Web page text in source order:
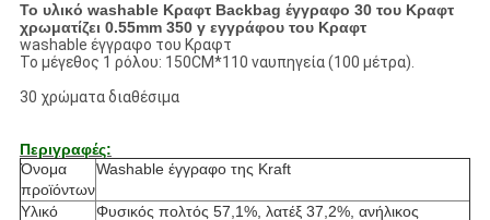
Το υλικό washable Κραφτ Backbag έγγραφο 30 του Κραφτ
χρωματίζει 0.55mm 350 γ εγγράφου του Κραφτ
washable έγγραφο του Κραφτ
Το μέγεθος 1 ρόλου: 150CM*110 ναυπηγεία (100 μέτρα).
30 χρώματα διαθέσιμα
Περιγραφές:
Όνομα
προϊόντων
Washable έγγραφο της Kraft
Υλικό
Φυσικός πολτός 57,1%, λατέξ 37,2%, ανήλικος